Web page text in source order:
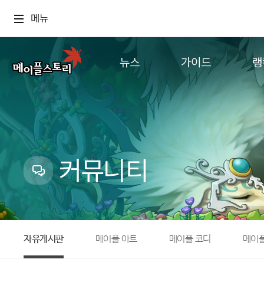
메뉴
뉴스
업데이트
이벤트
캐시샵 공지
메이플 알림판
with maple
가이드
추가정보
컨텐
커뮤니티
자유게시판 메이플 아트 메이플 코디 메이